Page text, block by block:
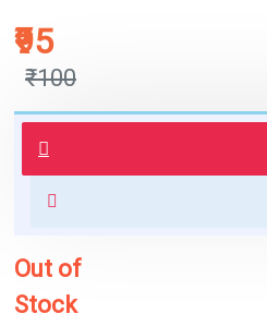
₹95
₹100
புத்தகம் 3 - 7 நாட்களில் அனுப்பி
வைக்கப்படும்.
for orders above ₹1000 within
Out of
Stock